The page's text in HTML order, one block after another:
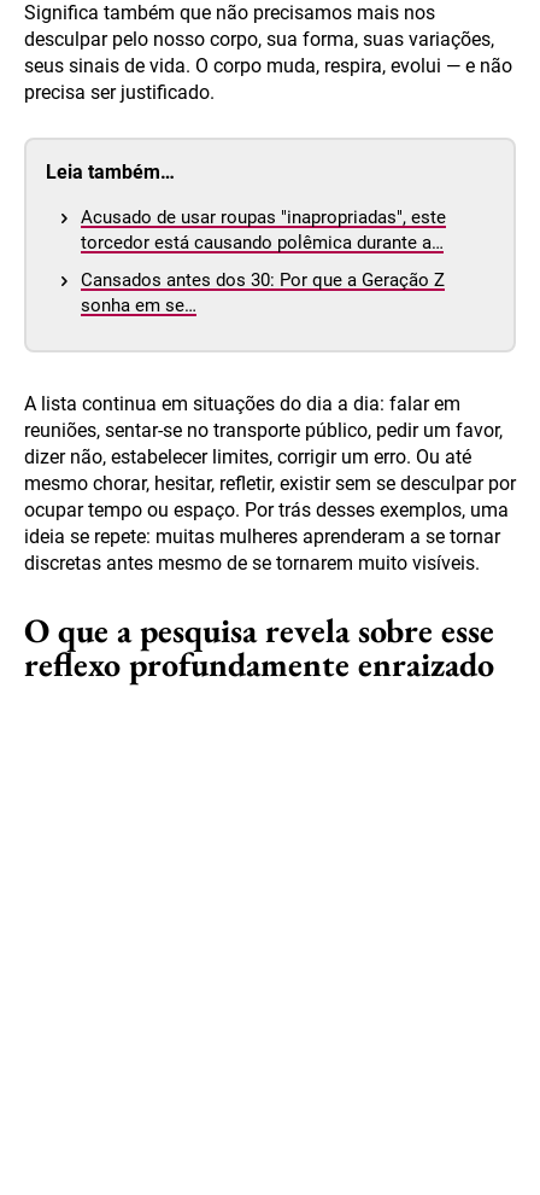
Significa também que não precisamos mais nos
desculpar pelo nosso corpo, sua forma, suas variações,
seus sinais de vida. O corpo muda, respira, evolui — e não
precisa ser justificado.
Leia também…
Acusado de usar roupas "inapropriadas", este
torcedor está causando polêmica durante a…
Cansados antes dos 30: Por que a Geração Z
sonha em se…
A lista continua em situações do dia a dia: falar em
reuniões, sentar-se no transporte público, pedir um favor,
dizer não, estabelecer limites, corrigir um erro. Ou até
mesmo chorar, hesitar, refletir, existir sem se desculpar por
ocupar tempo ou espaço. Por trás desses exemplos, uma
ideia se repete: muitas mulheres aprenderam a se tornar
discretas antes mesmo de se tornarem muito visíveis.
O que a pesquisa revela sobre esse
reflexo profundamente enraizado